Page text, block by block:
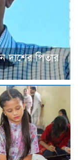
দাশের পিতার